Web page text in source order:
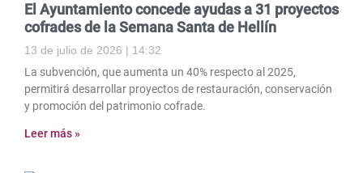
El Ayuntamiento concede ayudas a 31 proyectos
cofrades de la Semana Santa de Hellín
13 de julio de 2026
14:32
La subvención, que aumenta un 40% respecto al 2025,
permitirá desarrollar proyectos de restauración, conservación
y promoción del patrimonio cofrade.
Leer más »